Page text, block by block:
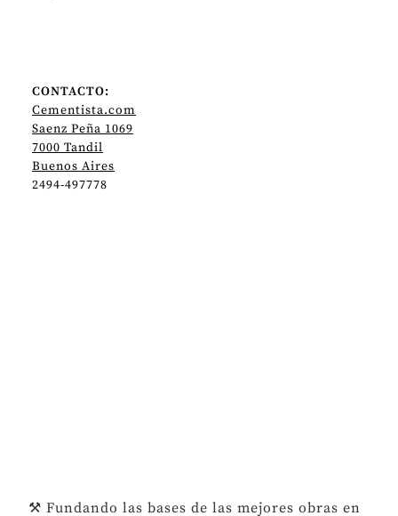
CONTACTO:
Cementista.com
Saenz Peña 1069
7000 Tandil
Buenos Aires
2494-497778
⚒️ Fundando las bases de las mejores obras en